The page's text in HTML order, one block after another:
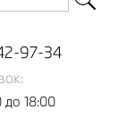
97-34
до 18:00